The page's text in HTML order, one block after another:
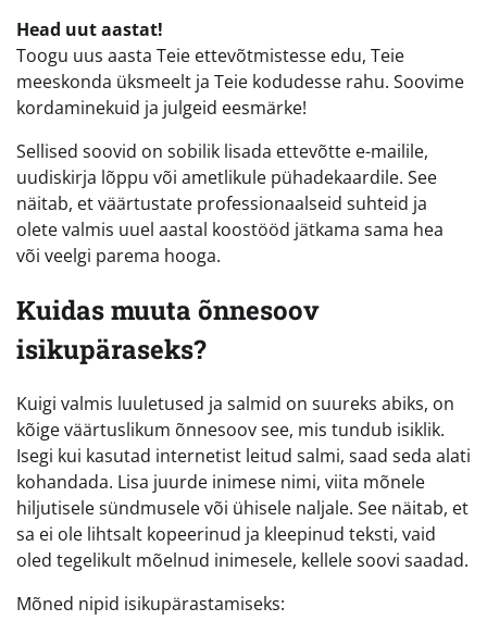
Head uut aastat!
Toogu uus aasta Teie ettevõtmistesse edu, Teie
meeskonda üksmeelt ja Teie kodudesse rahu. Soovime
kordaminekuid ja julgeid eesmärke!
Sellised soovid on sobilik lisada ettevõtte e-mailile,
uudiskirja lõppu või ametlikule pühadekaardile. See
näitab, et väärtustate professionaalseid suhteid ja
olete valmis uuel aastal koostööd jätkama sama hea
või veelgi parema hooga.
Kuidas muuta õnnesoov
isikupäraseks?
Kuigi valmis luuletused ja salmid on suureks abiks, on
kõige väärtuslikum õnnesoov see, mis tundub isiklik.
Isegi kui kasutad internetist leitud salmi, saad seda alati
kohandada. Lisa juurde inimese nimi, viita mõnele
hiljutisele sündmusele või ühisele naljale. See näitab, et
sa ei ole lihtsalt kopeerinud ja kleepinud teksti, vaid
oled tegelikult mõelnud inimesele, kellele soovi saadad.
Mõned nipid isikupärastamiseks: